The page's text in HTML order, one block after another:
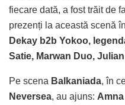
fiecare dată, a fost trăit de
prezenți la această scenă
Dekay b2b Yokoo,
Satie, Marwan Duo, Julian
Pe scena Balkaniada, în
Neversea, au ajuns: